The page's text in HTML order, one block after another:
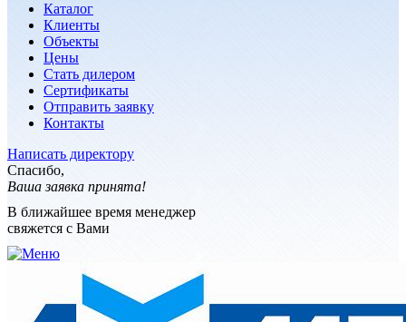
Каталог
Клиенты
Объекты
Цены
Стать дилером
Сертификаты
Отправить заявку
Контакты
Написать директору
Спасибо,
Ваша заявка принята!
В ближайшее время менеджер
свяжется с Вами